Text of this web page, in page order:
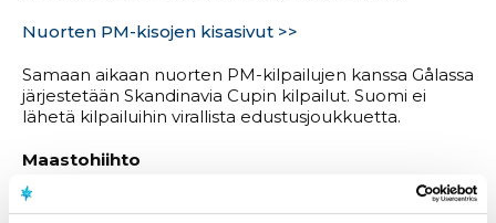
Nuorten PM-kisojen kisasivut >>
Samaan aikaan nuorten PM-kilpailujen kanssa Gålassa
järjestetään Skandinavia Cupin kilpailut. Suomi ei
lähetä kilpailuihin virallista edustusjoukkuetta.
Maastohiihto
Tytöt (U18)